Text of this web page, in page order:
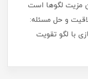
مزیت لگوها است
و حل مسئله:
با لگو تقویت